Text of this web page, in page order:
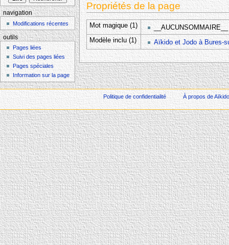
Propriétés de la page
Mot magique (1)
__AUCUNSOMMAIRE__
Modèle inclu (1)
Aïkido et Jodo à Bures-
navigation
Modifications récentes
outils
Pages liées
Suivi des pages liées
Pages spéciales
Information sur la page
Politique de confidentialité À propos de